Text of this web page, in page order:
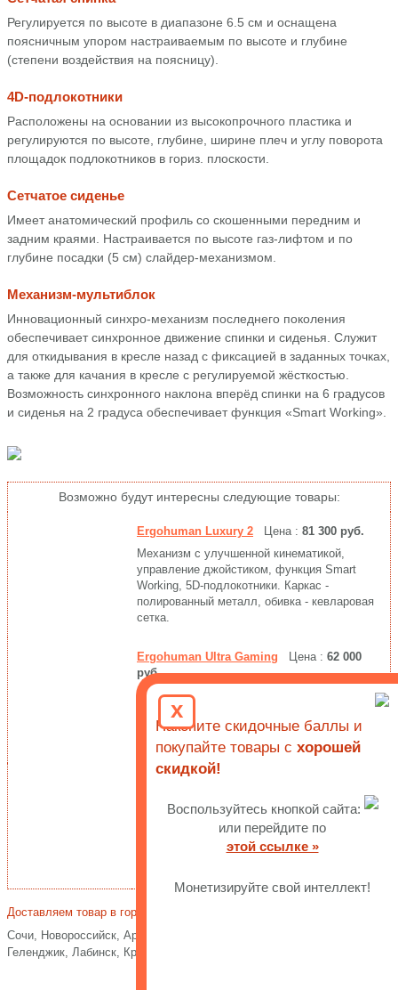
Регулируется по высоте в диапазоне 6.5 см и оснащена
поясничным упором настраиваемым по высоте и глубине
(степени воздействия на поясницу).
4D-подлокотники
Расположены на основании из высокопрочного пластика и
регулируются по высоте, глубине, ширине плеч и углу поворота
площадок подлокотников в гориз. плоскости.
Сетчатое сиденье
Имеет анатомический профиль со скошенными передним и
задним краями. Настраивается по высоте газ-лифтом и по
глубине посадки (5 см) слайдер-механизмом.
Механизм-мультиблок
Инновационный синхро-механизм последнего поколения
обеспечивает синхронное движение спинки и сиденья. Служит
для откидывания в кресле назад с фиксацией в заданных точках,
а также для качания в кресле с регулируемой жёсткостью.
Возможность синхронного наклона вперёд спинки на 6 градусов
и сиденья на 2 градуса обеспечивает функция «Smart Working».
Возможно будут интересны следующие товары:
Ergohuman Luxury 2 Цена : 81 300 руб.
Механизм с улучшенной кинематикой,
управление джойстиком, функция Smart
Working, 5D-подлокотники. Каркас -
полированный металл, обивка - кевларовая
сетка.
Ergohuman Ultra Gaming Цена : 62 000
руб.
Функциональное и универсальное по
применению эргономичное кресло, для
работы и игр за компьютером в режиме 24/7.
5D-подлокотники, система Smart Working.
Обитое натуральной кожей высшего
качества, уникальное ортопедическое кресло
премиум-класса. 5D-подлокотники, функция
Доставляем товар в города
Сочи, Новороссийск, Армавир, Ейск, Кропоткин, Анапа, Туапсе,
Геленджик, Лабинск, Крымск
x
Накопите скидочные баллы и
покупайте товары с хорошей
скидкой!
Воспользуйтесь кнопкой сайта:
или перейдите по
этой ссылке »
Монетизируйте свой интеллект!